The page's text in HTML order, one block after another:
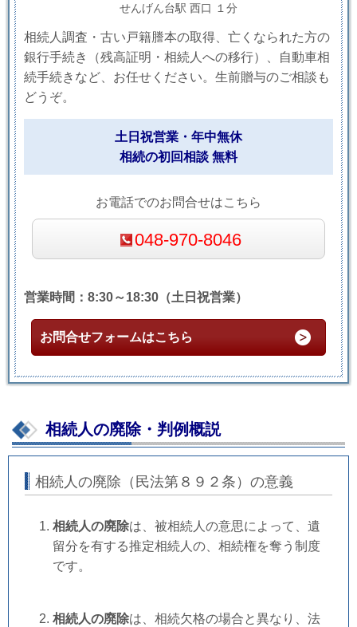
せんげん台駅 西口 １分
相続人調査・古い戸籍謄本の取得、亡くなられた方の
銀行手続き（残高証明・相続人への移行）、自動車相
続手続きなど、お任せください。生前贈与のご相談も
どうぞ。
土日祝営業・年中無休
相続の初回相談 無料
お電話でのお問合せはこちら
048-970-8046
営業時間：8:30～18:30（土日祝営業）
お問合せフォームはこちら
相続人の廃除・判例概説
相続人の廃除（民法第８９２条）の意義
相続人の廃除は、被相続人の意思によって、遺
留分を有する推定相続人の、相続権を奪う制度
です。
相続人の廃除は、相続欠格の場合と異なり、法